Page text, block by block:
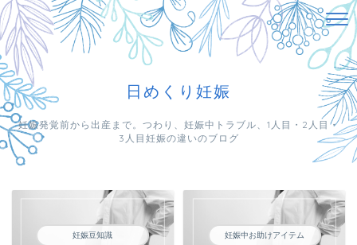
日めくり妊娠
妊娠発覚前から出産まで。つわり、妊娠中トラブル、1人目・2人目・
3人目妊娠の違いのブログ
妊娠豆知識 妊娠中お助けアイテム